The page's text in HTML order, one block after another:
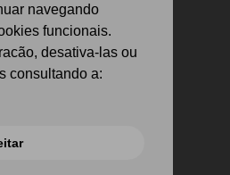
navegando
funcionais.
desativa-las ou
consultando a: